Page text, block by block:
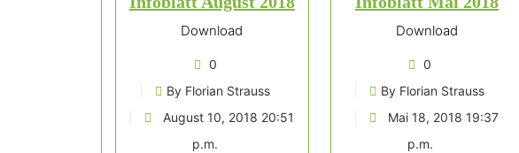
Download
0
By Florian Strauss
August 10, 2018 20:51
p.m.
Download
0
By Florian Strauss
Mai 18, 2018 19:37
p.m.